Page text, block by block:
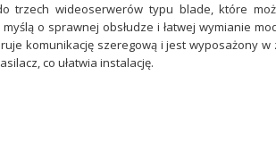
trzech wideoserwerów typu blade, które
o sprawnej obsłudze i łatwej wymianie
komunikację szeregową i jest wyposażony w
co ułatwia instalację.